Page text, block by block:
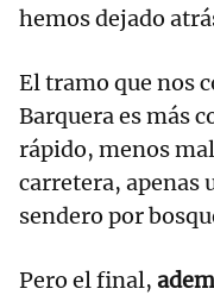
hemos dejado
El tramo que nos
Barquera es más
rápido, menos
carretera, apenas
sendero por
Pero el final,